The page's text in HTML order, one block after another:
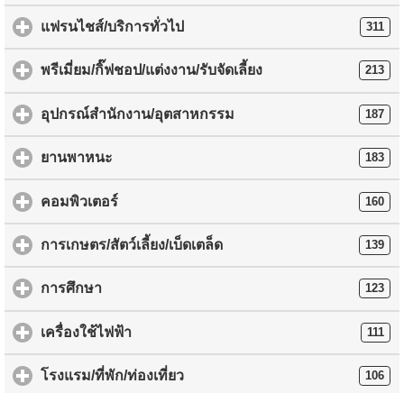
แฟรนไชส์/บริการทั่วไป 311
พรีเมี่ยม/กิ๊ฟชอป/แต่งงาน/รับจัดเลี้ยง 213
อุปกรณ์สำนักงาน/อุตสาหกรรม 187
ยานพาหนะ 183
คอมพิวเตอร์ 160
การเกษตร/สัตว์เลี้ยง/เบ็ดเตล็ด 139
การศึกษา 123
เครื่องใช้ไฟฟ้า 111
โรงแรม/ที่พัก/ท่องเที่ยว 106